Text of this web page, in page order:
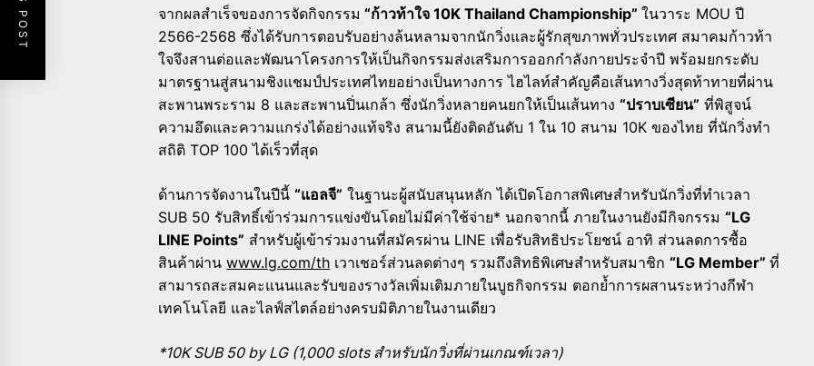
จากผลสำเร็จของการจัดกิจกรรม “ก้าวท้าใจ 10K Thailand Championship”ในวาระ MOU ปี
2566-2568 ซึ่งได้รับการตอบรับอย่างล้นหลามจากนักวิ่งและผู้รักสุขภาพทั่วประเทศ สมาคมก้าวท้า
ใจจึงสานต่อและพัฒนาโครงการให้เป็นกิจกรรมส่งเสริมการออกกำลังกายประจำปี พร้อมยกระดับ
มาตรฐานสู่สนามชิงแชมป์ประเทศไทยอย่างเป็นทางการ ไฮไลท์สำคัญคือเส้นทางวิ่งสุดท้าทายที่ผ่าน
สะพานพระราม 8 และสะพานปิ่นเกล้า ซึ่งนักวิ่งหลายคนยกให้เป็นเส้นทาง“ปราบเซียน” ที่พิสูจน์
ความอึดและความแกร่งได้อย่างแท้จริง สนามนี้ยังติดอันดับ 1 ใน 10 สนาม 10K ของไทย ที่นักวิ่งทำ
สถิติ TOP 100 ได้เร็วที่สุด
ด้านการจัดงานในปีนี้“แอลจี” ในฐานะผู้สนับสนุนหลัก ได้เปิดโอกาสพิเศษสำหรับนักวิ่งที่ทำเวลา
SUB 50 รับสิทธิ์เข้าร่วมการแข่งขันโดยไม่มีค่าใช้จ่าย* นอกจากนี้ ภายในงานยังมีกิจกรรม“LG
LINE Points” สำหรับผู้เข้าร่วมงานที่สมัครผ่าน LINE เพื่อรับสิทธิประโยชน์ อาทิ ส่วนลดการซื้อ
สินค้าผ่านwww.lg.com/th เวาเชอร์ส่วนลดต่างๆ รวมถึงสิทธิพิเศษสำหรับสมาชิก“LG Member”ที่
สามารถสะสมคะแนนและรับของรางวัลเพิ่มเติมภายในบูธกิจกรรม ตอกย้ำการผสานระหว่างกีฬา
เทคโนโลยี และไลฟ์สไตล์อย่างครบมิติภายในงานเดียว
*10K SUB 50 by LG (1,000 slots สำหรับนักวิ่งที่ผ่านเกณฑ์เวลา)